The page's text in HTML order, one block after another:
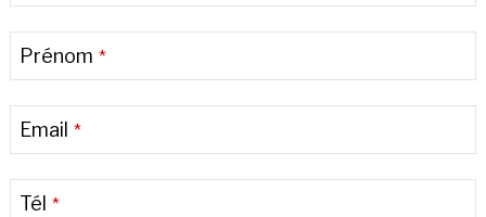
Prénom *
Email *
Tél *